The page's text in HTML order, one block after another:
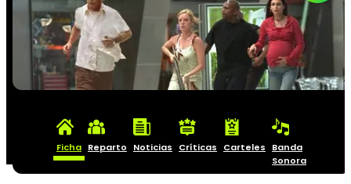
Ficha Reparto Noticias Críticas Carteles
Banda
Sonora